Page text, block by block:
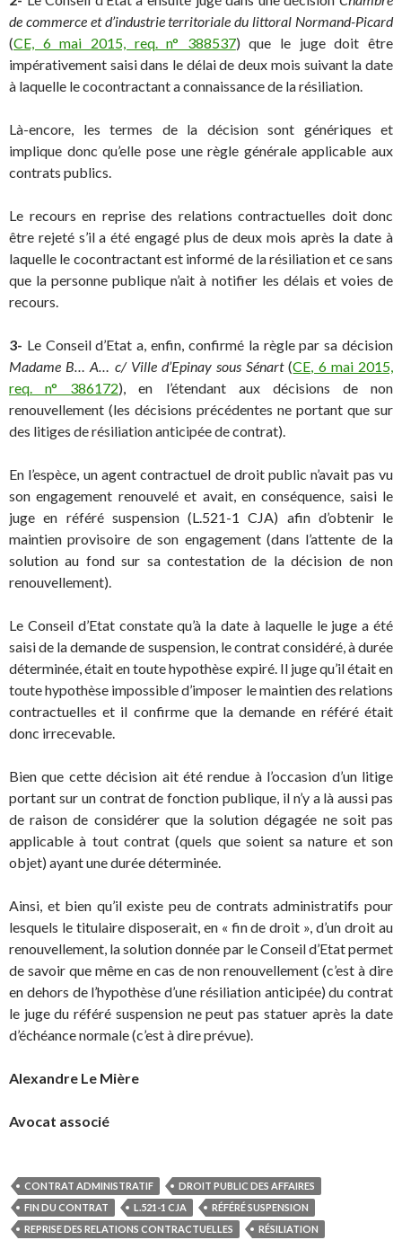
de commerce et d’industrie territoriale du littoral Normand-Picard
(CE, 6 mai 2015, req. n° 388537) que le juge doit être
impérativement saisi dans le délai de deux mois suivant la date
à laquelle le cocontractant a connaissance de la résiliation.
Là-encore, les termes de la décision sont génériques et
implique donc qu’elle pose une règle générale applicable aux
contrats publics.
Le recours en reprise des relations contractuelles doit donc
être rejeté s’il a été engagé plus de deux mois après la date à
laquelle le cocontractant est informé de la résiliation et ce sans
que la personne publique n’ait à notifier les délais et voies de
recours.
3- Le Conseil d’Etat a, enfin, confirmé la règle par sa décision
Madame B… A… c/ Ville d’Epinay sous Sénart(CE, 6 mai 2015,
req. n° 386172), en l’étendant aux décisions de non
renouvellement (les décisions précédentes ne portant que sur
des litiges de résiliation anticipée de contrat).
En l’espèce, un agent contractuel de droit public n’avait pas vu
son engagement renouvelé et avait, en conséquence, saisi le
juge en référé suspension (L.521-1 CJA) afin d’obtenir le
maintien provisoire de son engagement (dans l’attente de la
solution au fond sur sa contestation de la décision de non
renouvellement).
Le Conseil d’Etat constate qu’à la date à laquelle le juge a été
saisi de la demande de suspension, le contrat considéré, à durée
déterminée, était en toute hypothèse expiré. Il juge qu’il était en
toute hypothèse impossible d’imposer le maintien des relations
contractuelles et il confirme que la demande en référé était
donc irrecevable.
Bien que cette décision ait été rendue à l’occasion d’un litige
portant sur un contrat de fonction publique, il n’y a là aussi pas
de raison de considérer que la solution dégagée ne soit pas
applicable à tout contrat (quels que soient sa nature et son
objet) ayant une durée déterminée.
Ainsi, et bien qu’il existe peu de contrats administratifs pour
lesquels le titulaire disposerait, en « fin de droit », d’un droit au
renouvellement, la solution donnée par le Conseil d’Etat permet
de savoir que même en cas de non renouvellement (c’est à dire
en dehors de l’hypothèse d’une résiliation anticipée) du contrat
le juge du référé suspension ne peut pas statuer après la date
d’échéance normale (c’est à dire prévue).
Alexandre Le Mière
Avocat associé
CONTRAT ADMINISTRATIF
DROIT PUBLIC DES AFFAIRES
FIN DU CONTRAT
L.521-1 CJA
RÉFÉRÉ SUSPENSION
REPRISE DES RELATIONS CONTRACTUELLES
RÉSILIATION